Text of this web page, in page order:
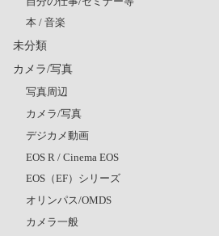
本 / 音楽
未分類
カメラ/写真
写真周辺
カメラ/写真
デジカメ動画
EOS R / Cinema EOS
EOS（EF）シリーズ
オリンパス/OMDS
カメラ一般